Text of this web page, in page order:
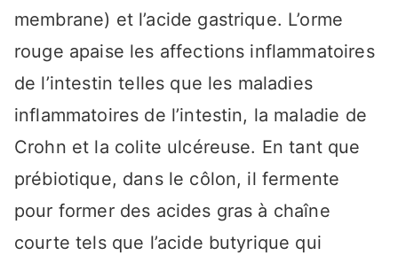
membrane) et l’acide gastrique. L’orme
rouge apaise les affections inflammatoires
de l’intestin telles que les maladies
inflammatoires de l’intestin, la maladie de
Crohn et la colite ulcéreuse. En tant que
prébiotique, dans le côlon, il fermente
pour former des acides gras à chaîne
courte tels que l’acide butyrique qui